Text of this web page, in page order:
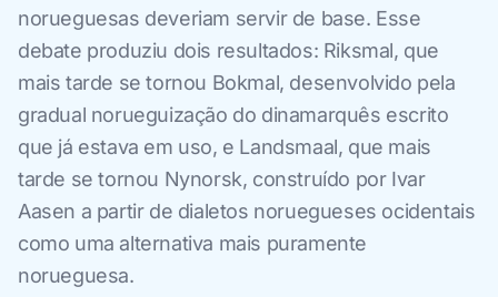
norueguesas deveriam servir de base. Esse
debate produziu dois resultados: Riksmal, que
mais tarde se tornou Bokmal, desenvolvido pela
gradual norueguização do dinamarquês escrito
que já estava em uso, e Landsmaal, que mais
tarde se tornou Nynorsk, construído por Ivar
Aasen a partir de dialetos noruegueses ocidentais
como uma alternativa mais puramente
norueguesa.